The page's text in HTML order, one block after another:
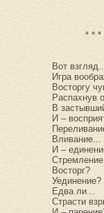
* * *
Вот
Игра
Восторгу
Распахнув
В
И –
Вливание...
И –
Восторг?
Уединение?
Едва ли...
Страсти